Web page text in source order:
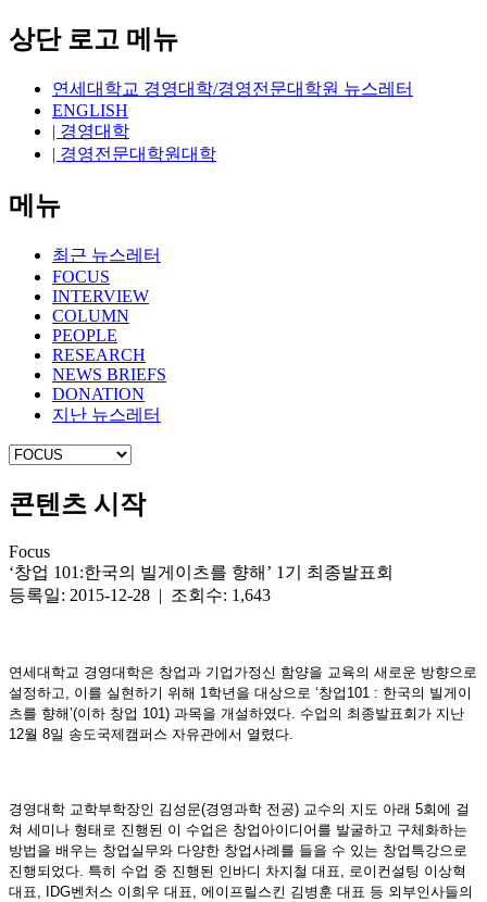
상단 로고 메뉴
연세대학교 경영대학/경영전문대학원 뉴스레터
ENGLISH
| 경영대학
| 경영전문대학원대학
메뉴
최근 뉴스레터
FOCUS
INTERVIEW
COLUMN
PEOPLE
RESEARCH
NEWS BRIEFS
DONATION
지난 뉴스레터
콘텐츠 시작
Focus
‘창업 101:한국의 빌게이츠를 향해’ 1기 최종발표회
등록일: 2015-12-28 | 조회수: 1,643
연세대학교 경영대학은 창업과 기업가정신 함양을 교육의 새로운 방향으로
설정하고, 이를 실현하기 위해 1학년을 대상으로 ‘창업101 : 한국의 빌게이
츠를 향해’(이하 창업 101) 과목을 개설하였다. 수업의 최종발표회가 지난
12월 8일 송도국제캠퍼스 자유관에서 열렸다.
경영대학 교학부학장인 김성문(경영과학 전공) 교수의 지도 아래 5회에 걸
쳐 세미나 형태로 진행된 이 수업은 창업아이디어를 발굴하고 구체화하는
방법을 배우는 창업실무와 다양한 창업사례를 들을 수 있는 창업특강으로
진행되었다. 특히 수업 중 진행된 인바디 차지철 대표, 로이컨설팅 이상혁
대표, IDG벤처스 이희우 대표, 에이프릴스킨 김병훈 대표 등 외부인사들의